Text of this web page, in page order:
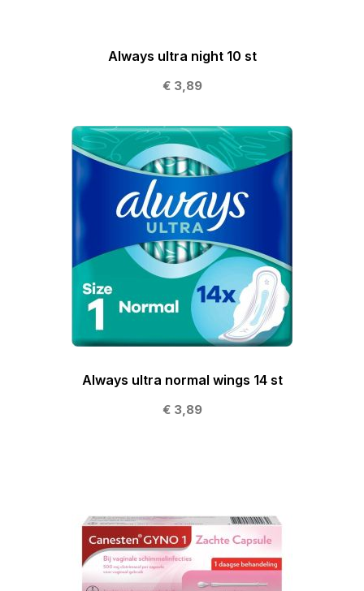
Always ultra night 10 st
€ 3,89
Always ultra normal wings 14 st
€ 3,89